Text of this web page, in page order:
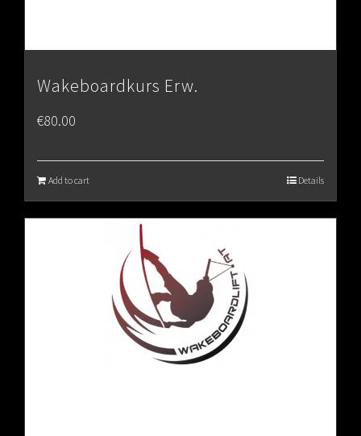
Wakeboardkurs Erw.
€80.00
Add to cart Details